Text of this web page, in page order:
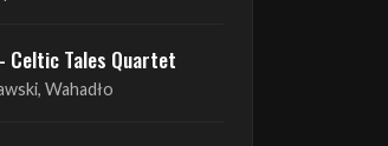
Ośrodku Kultury